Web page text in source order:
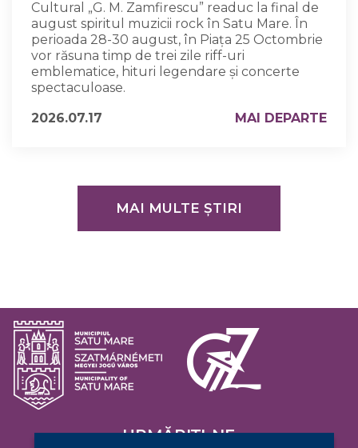
Cultural „G. M. Zamfirescu” readuc la final de
august spiritul muzicii rock în Satu Mare. În
perioada 28-30 august, în Piața 25 Octombrie
vor răsuna timp de trei zile riff-uri
emblematice, hituri legendare și concerte
spectaculoase.
2026.07.17
MAI DEPARTE
MAI MULTE ȘTIRI
URMĂRIȚI-NE